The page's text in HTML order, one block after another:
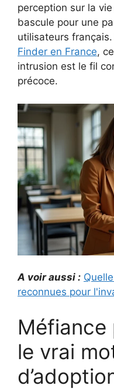
perception sur la
bascule pour une
utilisateurs français.
Finder en France,
intrusion est le fil
précoce.
A voir aussi :
reconnues pour
Méfiance
le vrai